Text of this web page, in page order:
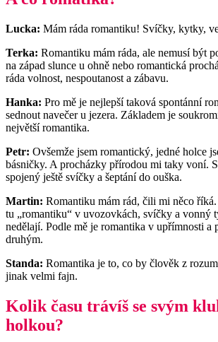
Lucka: Mám ráda romantiku! Svíčky, kytky,
Terka: Romantiku mám ráda, ale nemusí být
na západ slunce u ohně nebo romantická
ráda volnost, nespoutanost a zábavu.
Hanka: Pro mě je nejlepší taková spontánní
sednout navečer u jezera. Základem je
největší romantika.
Petr: Ovšemže jsem romantický, jedné holce
básničky. A procházky přírodou mi taky voní.
spojený ještě svíčky a šeptání do ouška.
Martin: Romantiku mám rád, čili mi něco
tu „romantiku“ v uvozovkách, svíčky a vonný
nedělají. Podle mě je romantika v upřímnosti a
druhým.
Standa: Romantika je to, co by člověk z
jinak velmi fajn.
Kolik času trávíš se svým
holkou?